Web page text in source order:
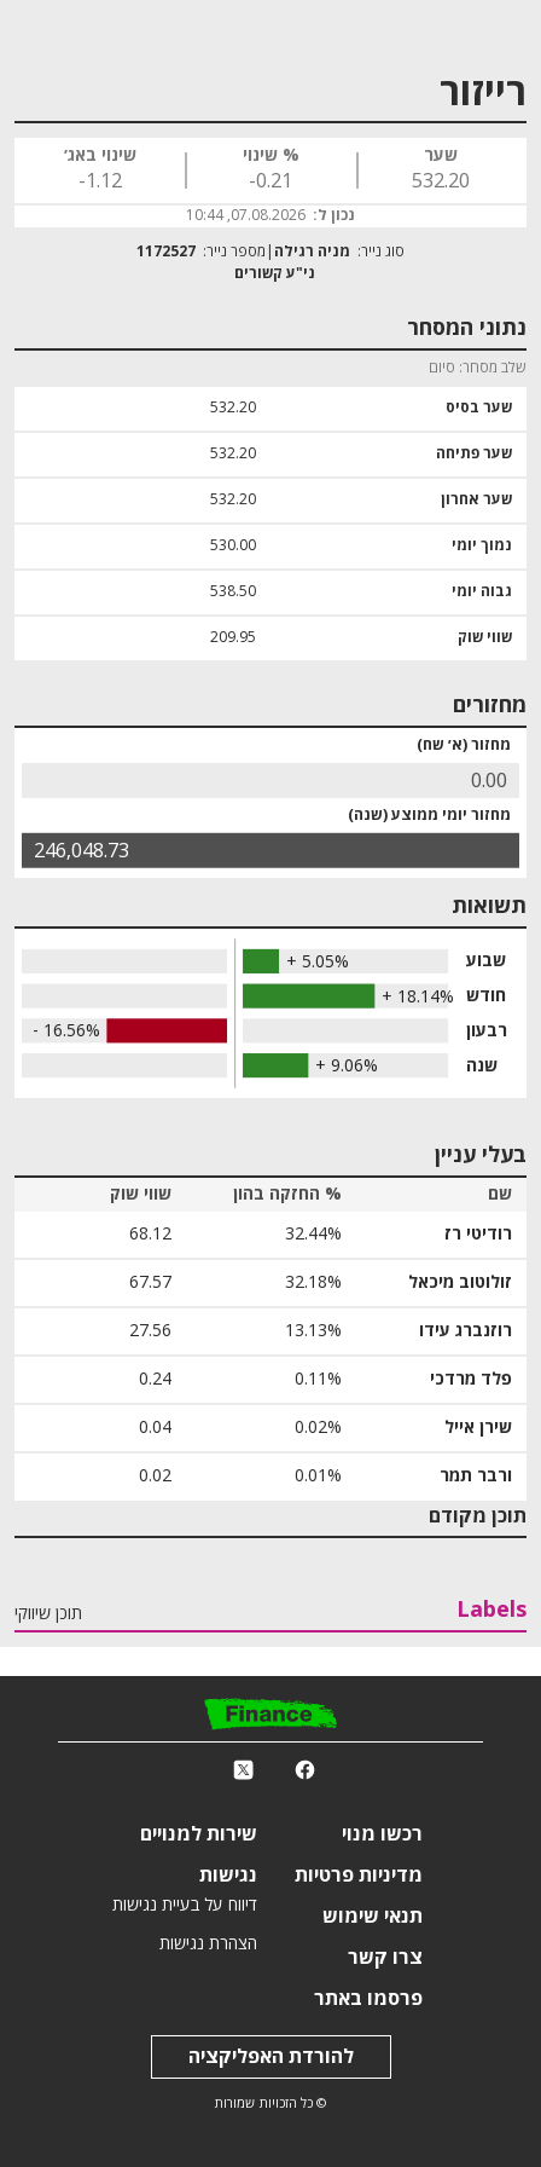
רייזור
שער
532.20
% שינוי
‎-0.21
שינוי באג׳
‎-1.12
נכון ל: 07.08.2026, 10:44
סוג נייר: מניה רגילה מספר נייר: 1172527
נתוני המסחר
שלב מסחר סיום
שער בסיס 532.20
שער פתיחה 532.20
שער אחרון 532.20
נמוך יומי 530.00
גבוה יומי 538.50
שווי שוק 209.95
מחזורים
0.00
246,048.73
מחזור יומי ממוצע (שנה)
מחזור (א׳ שח)
תשואות
+ 5.05%
+ 18.14%
- 16.56%
+ 9.06% שנה
רבעון
חודש
שבוע
תוכן מקודם
בעלי עניין
שם % החזקה בהון
שווי שוק
רודיטי רז
32.44%
68.12
זולוטוב מיכאל 32.18%
67.57
רוזנברג עידו 13.13%
27.56
פלד מרדכי 0.11%
0.24
שירן אייל 0.02%
0.04
ורבר תמר 0.01%
0.02
Labels תוכן שיווקי
רכשו מנוי
מדיניות פרטיות
תנאי שימוש
צרו קשר
פרסמו באתר
שירות למנויים
נגישות
דיווח על בעיית נגישות
הצהרת נגישות
להורדת האפליקציה
© כל הזכויות שמורות